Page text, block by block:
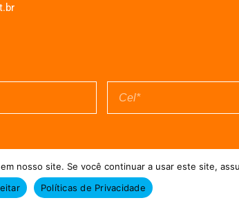
POLÍTICA DE PRIVACIDADETERMO DE USO
de Agências: Kriativuz e Philadelphia =
nosso site. Se você continuar a usar este site,
Políticas de Privacidade